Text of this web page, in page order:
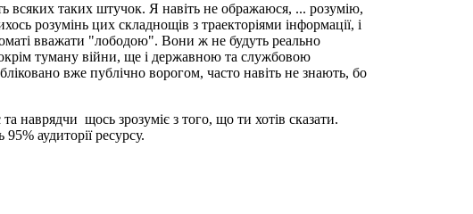
всяких таких штучок. Я навіть не ображаюся, ... розумію,
розумінь цих складнощів з траекторіями інформації, і
вважати "лободою". Вони ж не будуть реально
туману війни, ще і державною та службовою
вже публічно ворогом, часто навіть не знають, бо
наврядчи щось зрозуміє з того, що ти хотів сказати.
аудиторії ресурсу.